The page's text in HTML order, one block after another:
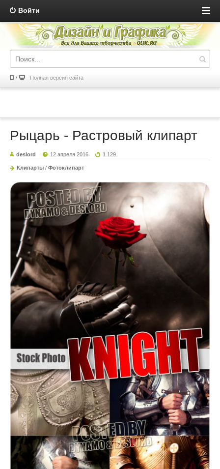
Войти
Полная версия сайта
Рыцарь - Растровый клипарт
deslord 12 апреля 2016 1 129
Клипарты / Фотоклипарт